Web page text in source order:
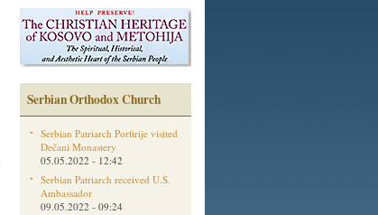
Serbian Orthodox Church
Serbian Patriarch Porfirije visited
Dečani Monastery
05.05.2022 - 12:42
Serbian Patriarch received U.S.
Ambassador
09.05.2022 - 09:24